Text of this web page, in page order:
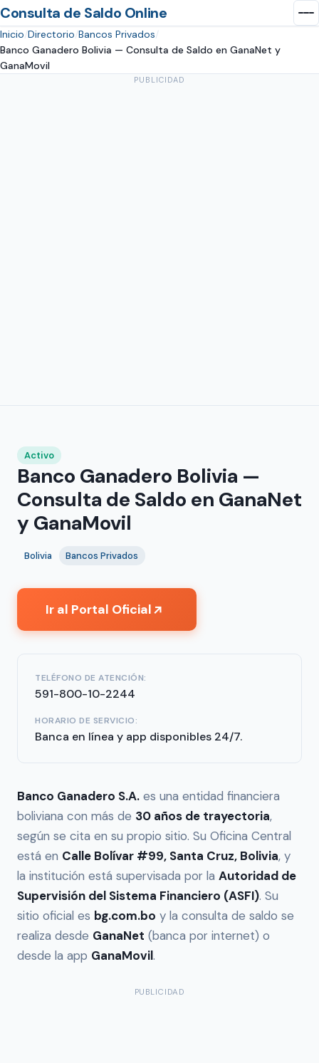
Consulta de Saldo Online
Inicio Directorio Bancos Privados
Banco Ganadero Bolivia — Consulta de Saldo en GanaNet y
GanaMovil
PUBLICIDAD
Activo
Banco Ganadero Bolivia —
Consulta de Saldo en GanaNet
y GanaMovil
Bolivia Bancos Privados
Ir al Portal Oficial↗
TELÉFONO DE ATENCIÓN:
591-800-10-2244
HORARIO DE SERVICIO:
Banca en línea y app disponibles 24/7.
Banco Ganadero S.A. es una entidad financiera
boliviana con más de 30 años de trayectoria,
según se cita en su propio sitio. Su Oficina Central
está en Calle Bolívar #99, Santa Cruz, Bolivia, y
la institución está supervisada por la Autoridad de
Supervisión del Sistema Financiero (ASFI). Su
sitio oficial es bg.com.bo y la consulta de saldo se
realiza desde GanaNet (banca por internet) o
desde la app GanaMovil.
PUBLICIDAD